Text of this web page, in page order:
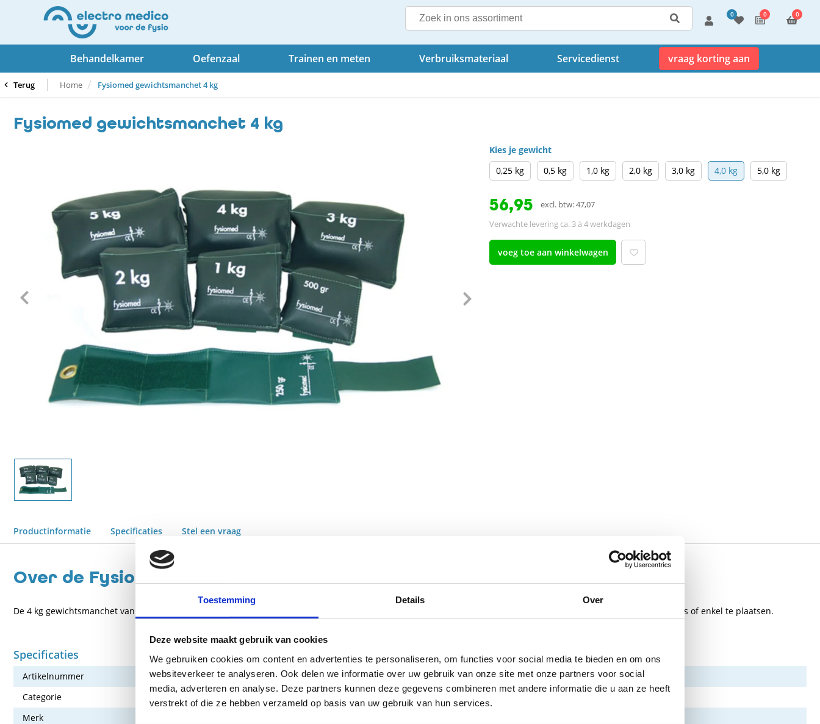
Toestemming Details Over
Deze website maakt gebruik van cookies
We gebruiken cookies om content en advertenties te personaliseren, om functies voor social media te bieden en om ons
websiteverkeer te analyseren. Ook delen we informatie over uw gebruik van onze site met onze partners voor social
media, adverteren en analyse. Deze partners kunnen deze gegevens combineren met andere informatie die u aan ze heeft
verstrekt of die ze hebben verzameld op basis van uw gebruik van hun services.
0 0 0
Behandelkamer Oefenzaal Trainen en meten Verbruiksmateriaal Servicedienst vraag korting aan
Terug Home Fysiomed gewichtsmanchet 4 kg
Fysiomed gewichtsmanchet 4 kg
Kies je gewicht
0,25 kg
0,5 kg 1,0 kg 2,0 kg 3,0 kg 4,0 kg 5,0 kg
56,95
excl. btw: 47,07
Verwachte levering ca. 3 à 4 werkdagen
voeg toe aan winkelwagen
Productinformatie Specificaties Stel een vraag
Over de Fysiomed gewichtsmanchet 4 kg
De 4 kg gewichtsmanchet van Fysiomed is gemaakt voor het versterken van de armen en de benen. Je kan met de de gewichtsmanchetten trainen door ze om je pols of enkel te plaatsen.
Specificaties
Artikelnummer
175-FM-4
Categorie
Oefenmateriaal - Gewichtsmanchetten
Merk